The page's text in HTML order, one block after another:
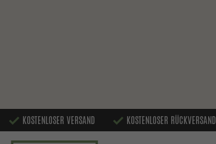
KOSTENLOSER VERSAND KOSTENLOSER RÜCKVERSAND